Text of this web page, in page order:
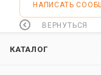
НАПИСАТЬ
ВЕРНУТЬСЯ
КАТАЛОГ